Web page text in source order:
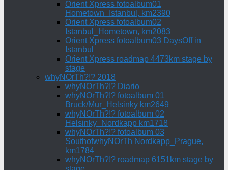
Orient Xpress fotoalbum01
Hometown_Istanbul, km2390
Orient Xpress fotoalbum02
Istanbul_Hometown, km2083
Orient Xpress fotoalbum03 DaysOff in
Istanbul
Orient Xpress roadmap 4473km stage by
stage
whyNOrTh?!? 2018
whyNOrTh?!? Diario
whyNOrTh?!? fotoalbum 01
Bruck/Mur_Helsinky km2649
whyNOrTh?!? fotoalbum 02
Helsinky_Nordkapp km1718
whyNOrTh?!? fotoalbum 03
SouthofwhyNOrTh Nordkapp_Prague,
km1784
whyNOrTh?!? roadmap 6151km stage by